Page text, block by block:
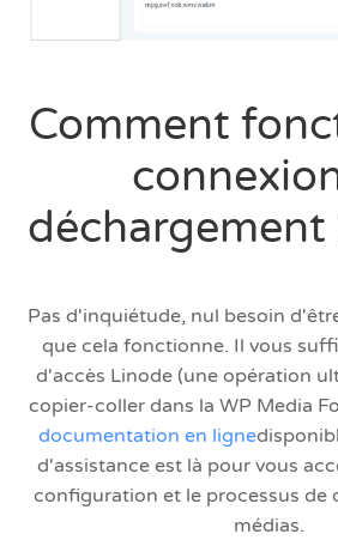
Comment
déchargement
Pas d'inquiétude, nul besoin
que cela fonctionne. Il vous
d'accès Linode (une opération
copier-coller dans la WP Media
documentation en ligne
d'assistance est là pour vous
configuration et le processus de
médias.